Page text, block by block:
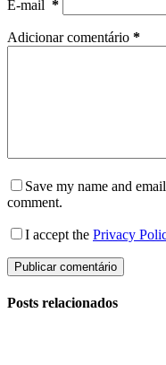
E-mail *
Adicionar comentário *
Save my name and
comment.
I accept the Privacy
Publicar comentário
Posts relacionados